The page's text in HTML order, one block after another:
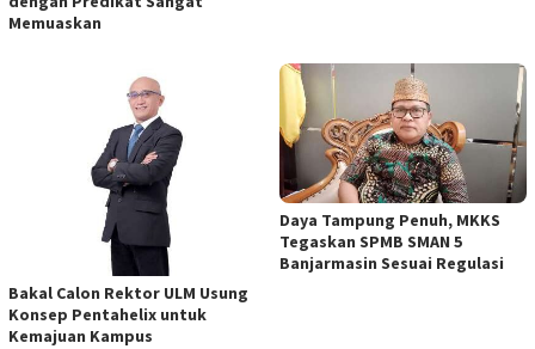
Memuaskan
Bakal Calon Rektor ULM Usung
Konsep Pentahelix untuk
Kemajuan Kampus
Daya Tampung Penuh, MKKS
Tegaskan SPMB SMAN 5
Banjarmasin Sesuai Regulasi